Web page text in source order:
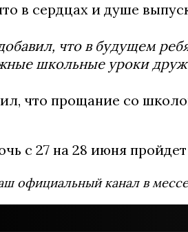
в сердцах и душе
что в будущем
школьные уроки
что прощание со
с 27 на 28 июня
официальный канал в